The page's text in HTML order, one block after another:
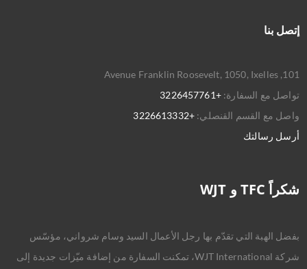
إتصل بنا
101, Avenue Franklin Roosevelt, 1050, Ixelles
تواصل مع السفارة:+3226457761
واصل مع القسم القنصلي: +3226613332
أرسل رسالتك
شكراً TFC و WJT
بفضل الهبة التي تقدّم بها رجل الأعمال السيد وسام شرواني، مؤسّس
شركة WJT International، تمكنت السفارة من إضافة ميّزات جديدة إلى